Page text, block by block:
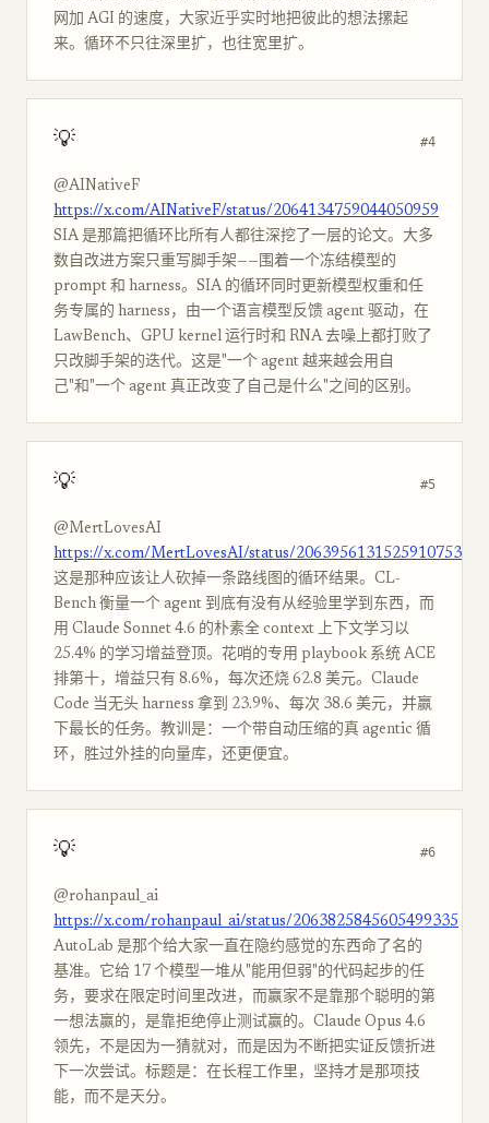
网加 AGI 的速度，大家近乎实时地把彼此的想法摞起
来。循环不只往深里扩，也往宽里扩。
💡 #4
@AINativeF
https://x.com/AINativeF/status/2064134759044050959
SIA 是那篇把循环比所有人都往深挖了一层的论文。大多
数自改进方案只重写脚手架——围着一个冻结模型的
prompt 和 harness。SIA 的循环同时更新模型权重和任
务专属的 harness，由一个语言模型反馈 agent 驱动，在
LawBench、GPU kernel 运行时和 RNA 去噪上都打败了
只改脚手架的迭代。这是"一个 agent 越来越会用自
己"和"一个 agent 真正改变了自己是什么"之间的区别。
💡 #5
@MertLovesAI
https://x.com/MertLovesAI/status/2063956131525910753
这是那种应该让人砍掉一条路线图的循环结果。CL-
Bench 衡量一个 agent 到底有没有从经验里学到东西，而
用 Claude Sonnet 4.6 的朴素全 context 上下文学习以
25.4% 的学习增益登顶。花哨的专用 playbook 系统 ACE
排第十，增益只有 8.6%，每次还烧 62.8 美元。Claude
Code 当无头 harness 拿到 23.9%、每次 38.6 美元，并赢
下最长的任务。教训是：一个带自动压缩的真 agentic 循
环，胜过外挂的向量库，还更便宜。
💡 #6
@rohanpaul_ai
https://x.com/rohanpaul_ai/status/2063825845605499335
AutoLab 是那个给大家一直在隐约感觉的东西命了名的
基准。它给 17 个模型一堆从"能用但弱"的代码起步的任
务，要求在限定时间里改进，而赢家不是靠那个聪明的第
一想法赢的，是靠拒绝停止测试赢的。Claude Opus 4.6
领先，不是因为一猜就对，而是因为不断把实证反馈折进
下一次尝试。标题是：在长程工作里，坚持才是那项技
能，而不是天分。